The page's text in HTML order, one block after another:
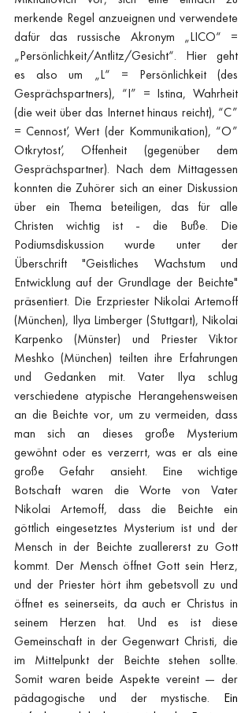
merkende Regel anzueignen und verwendete
dafür das russische Akronym „LICO“ =
„Persönlichkeit/Antlitz/Gesicht“. Hier geht
es also um „L“ = Persönlichkeit (des
Gesprächspartners), “I” = Istina, Wahrheit
(die weit über das Internet hinaus reicht), “C”
= Cennost’, Wert (der Kommunikation), “O”
Otkrytost’, Offenheit (gegenüber dem
Gesprächspartner). Nach dem Mittagessen
konnten die Zuhörer sich an einer Diskussion
über ein Thema beteiligen, das für alle
Christen wichtig ist - die Buße. Die
Podiumsdiskussion wurde unter der
Überschrift "Geistliches Wachstum und
Entwicklung auf der Grundlage der Beichte"
präsentiert. Die Erzpriester Nikolai Artemoff
(München), Ilya Limberger (Stuttgart), Nikolai
Karpenko (Münster) und Priester Viktor
Meshko (München) teilten ihre Erfahrungen
und Gedanken mit. Vater Ilya schlug
verschiedene atypische Herangehensweisen
an die Beichte vor, um zu vermeiden, dass
man sich an dieses große Mysterium
gewöhnt oder es verzerrt, was er als eine
große Gefahr ansieht. Eine wichtige
Botschaft waren die Worte von Vater
Nikolai Artemoff, dass die Beichte ein
göttlich eingesetztes Mysterium ist und der
Mensch in der Beichte zuallererst zu Gott
kommt. Der Mensch öffnet Gott sein Herz,
und der Priester hört ihm gebetsvoll zu und
öffnet es seinerseits, da auch er Christus in
seinem Herzen hat. Und es ist diese
Gemeinschaft in der Gegenwart Christi, die
im Mittelpunkt der Beichte stehen sollte.
Somit waren beide Aspekte vereint — der
pädagogische und der mystische.
Ein